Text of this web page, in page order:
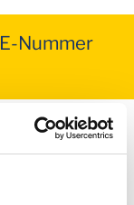
Nummer